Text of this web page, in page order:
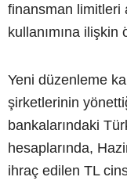
finansman limitleri
kullanımına ilişkin
Yeni düzenleme
şirketlerinin
bankalarındaki
hesaplarında,
ihraç edilen TL